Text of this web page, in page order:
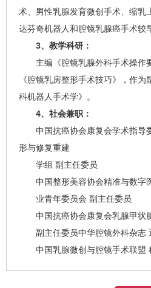
术、男性乳腺发育微创手术、缩乳
达芬奇机器人和腔镜乳腺癌手术较
3、教学科研：
主编《腔镜乳腺外科手术操作
《腔镜乳房整形手术技巧》，作
科机器人手术学》。
4、社会兼职：
中国抗癌协会康复会学术指导
形与修复重建
学组 副主任委员
中国整形美容协会精准与数字
业青年委员会 副主任委员
中国抗癌协会康复会乳腺甲状
副主任委员中华腔镜外科杂志
中国乳腺微创与腔镜手术联盟